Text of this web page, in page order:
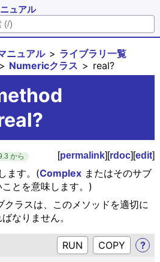
ュアル
ニュアル
ライブラリ一覧
Numericクラス real?
から [permalink][rdoc][edit]
ます。(Complexまたはそのサブ
とを意味します。)
ラスは、このメソッドを適切に
なりません。
RUN ?